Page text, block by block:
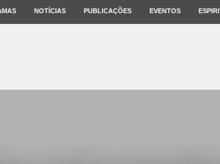
NOTÍCIAS PUBLICAÇÕES EVENTOS